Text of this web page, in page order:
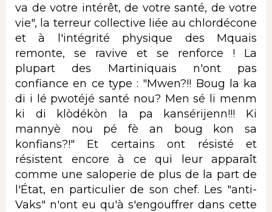
va de votre intérêt, de votre santé, de votre
vie", la terreur collective liée au chlordécone
et à l'intégrité physique des Mquais
remonte, se ravive et se renforce ! La
plupart des Martiniquais n'ont pas
confiance en ce type : "Mwen?!! Boug la ka
di i lé pwotéjé santé nou? Men sé li menm
ki di klòdékòn la pa kansérijenn!!! Ki
mannyè nou pé fè an boug kon sa
konfians?!" Et certains ont résisté et
résistent encore à ce qui leur apparaît
comme une saloperie de plus de la part de
l'État, en particulier de son chef. Les "anti-
Vaks" n'ont eu qu'à s'engouffrer dans cette